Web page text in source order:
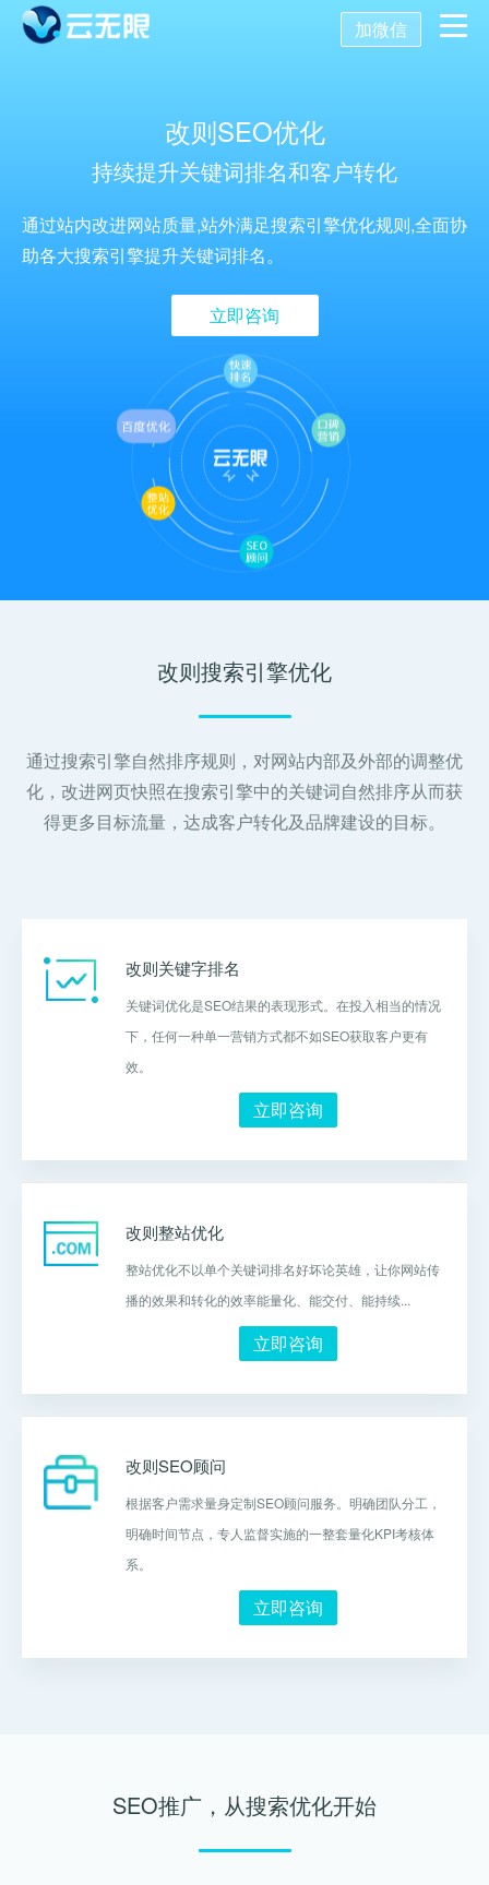
加微信
数字化营销
托管代运营
舆情监控
数字化建设
网站建设
小程序开发
APP开发
SEO优化
关键词SEO排名
网站优化方案
关键词优化
SEO服务报价
SEO优化公司
关于我们
管理团队
改则SEO优化
持续提升关键词排名和客户转化
通过站内改进网站质量,站外满足搜索引擎优化规则,全面协
助各大搜索引擎提升关键词排名。
立即咨询
改则搜索引擎优化
通过搜索引擎自然排序规则，对网站内部及外部的调整优
化，改进网页快照在搜索引擎中的关键词自然排序从而获
得更多目标流量，达成客户转化及品牌建设的目标。
改则关键字排名
关键词优化是SEO结果的表现形式。在投入相当的情况
下，任何一种单一营销方式都不如SEO获取客户更有
效。
立即咨询
改则整站优化
整站优化不以单个关键词排名好坏论英雄，让你网站传
播的效果和转化的效率能量化、能交付、能持续...
立即咨询
改则SEO顾问
根据客户需求量身定制SEO顾问服务。明确团队分工，
明确时间节点，专人监督实施的一整套量化KPI考核体
系。
立即咨询
SEO推广，从搜索优化开始